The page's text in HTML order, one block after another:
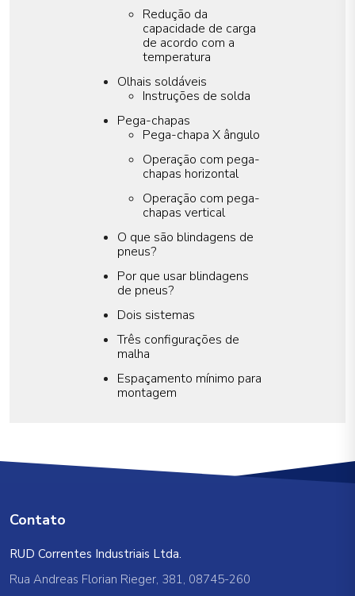
Redução da
capacidade de carga
de acordo com a
temperatura
Olhais soldáveis
Instruções de solda
Pega-chapas
Pega-chapa X ângulo
Operação com pega-
chapas horizontal
Operação com pega-
chapas vertical
O que são blindagens de
pneus?
Por que usar blindagens
de pneus?
Dois sistemas
Três configurações de
malha
Espaçamento mínimo para
montagem
Contato
RUD Correntes Industriais Ltda.
Rua Andreas Florian Rieger, 381, 08745-260